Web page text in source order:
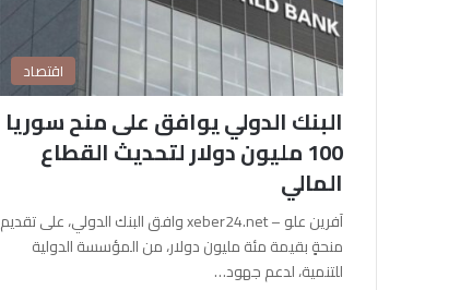
اقتصاد
البنك الدولي يوافق على منح سوريا
100 مليون دولار لتحديث القطاع
المالي
آفرين علو – xeber24.net وافق البنك الدولي، على تقديم
منحةٍ بقيمة مئة مليون دولار، من المؤسسة الدولية
للتنمية، لدعم جهود…